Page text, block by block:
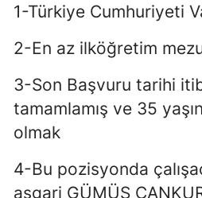
1-Türkiye Cumhuriyeti
2-En az ilköğretim
3-Son Başvuru tarihi
tamamlamış ve 35
olmak
4-Bu pozisyonda
asgari GÜMÜŞ